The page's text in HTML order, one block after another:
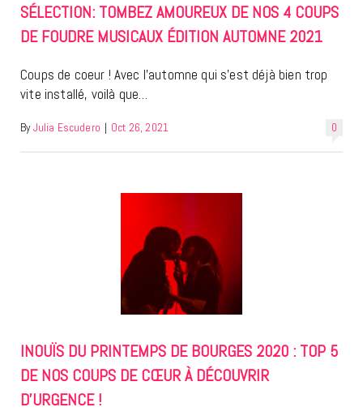
SÉLECTION: TOMBEZ AMOUREUX DE NOS 4 COUPS
DE FOUDRE MUSICAUX ÉDITION AUTOMNE 2021
Coups de coeur ! Avec l’automne qui s’est déjà bien trop
vite installé, voilà que…
0
By Julia Escudero | Oct 26, 2021
INOUÏS DU PRINTEMPS DE BOURGES 2020 : TOP 5
DE NOS COUPS DE CŒUR À DÉCOUVRIR
D’URGENCE !